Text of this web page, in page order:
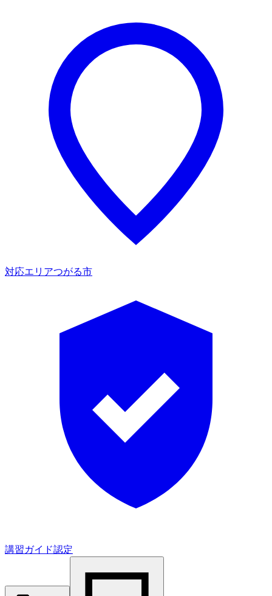
対応エリアつがる市
講習ガイド認定